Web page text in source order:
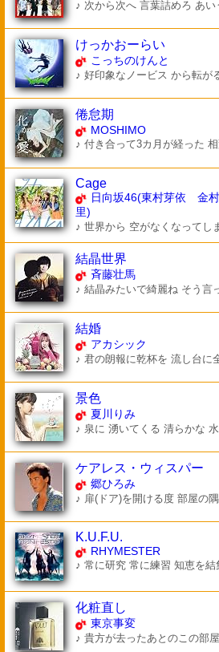
♪ 次から次へ 言葉詰めろ あい
けっかおーらい
こっちのけんと
♪ 好印象なノービス から転が
倦怠期
MOSHIMO
♪ 付き合って3カ月が経った
Cage
日向坂46(東村芽依 金
里)
♪ 世界から 空がなくなってし
結晶世界
斉藤壮馬
♪ 結晶みたいで綺麗ね そう言
結婚
アカシック
♪ 君の朗報に乾杯を 流し台に
景色
夏川りみ
♪ 泉に 湧いてくる 清らかな
ケアレス・ウィスパー
郷ひろみ
♪ 扉(ドア)を開ける度 部屋の
K.U.F.U.
RHYMESTER
♪ 常に研究 常に練習 知恵を結
化粧直し
東京事変
♪ 貴方が去ったあとのこの部